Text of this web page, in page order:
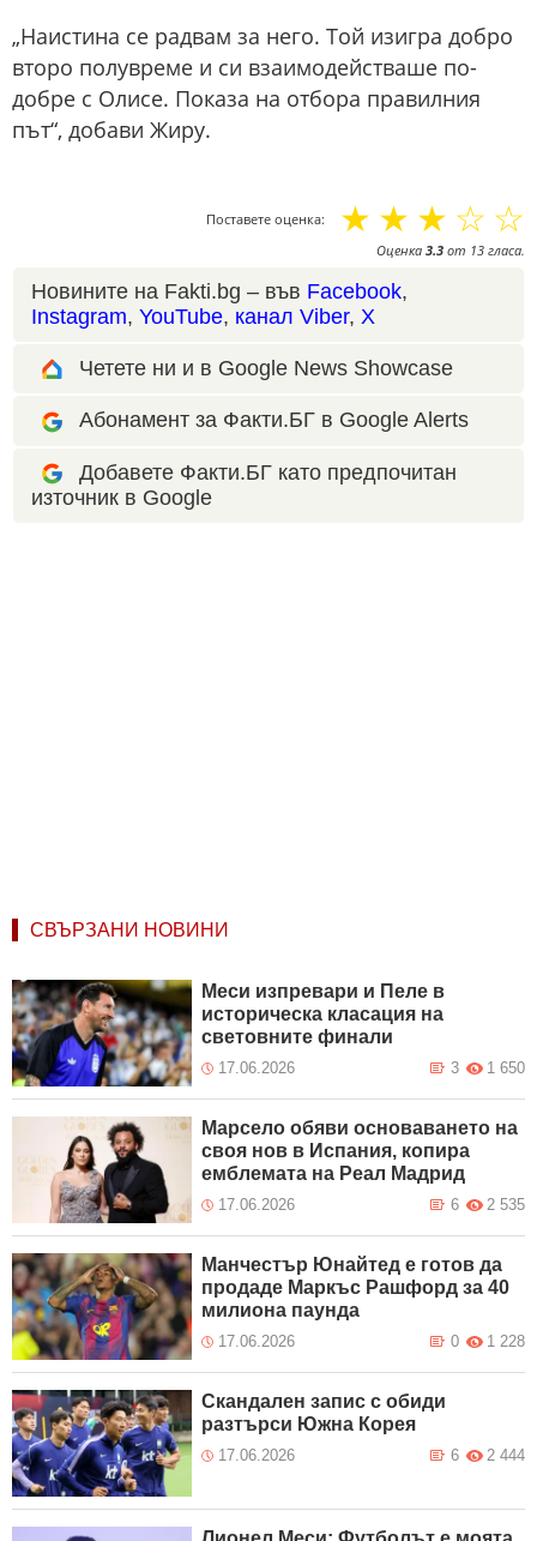
„Наистина се радвам за него. Той изигра добро
второ полувреме и си взаимодействаше по-
добре с Олисе. Показа на отбора правилния
път“, добави Жиру.
Поставете оценка: ☆
☆
☆
☆
☆
Оценка 3.3 от 13 гласа.
Новините на Fakti.bg – във Facebook,
Instagram, YouTube, канал Viber, X
Четете ни и в Google News Showcase
Абонамент за Факти.БГ в Google Alerts
Добавете Факти.БГ като предпочитан
източник в Google
СВЪРЗАНИ НОВИНИ
Меси изпревари и Пеле в
историческа класация на
световните финали
17.06.2026 1 650
3
Марсело обяви основаването на
своя нов в Испания, копира
емблемата на Реал Мадрид
17.06.2026 2 535
6
Манчестър Юнайтед е готов да
продаде Маркъс Рашфорд за 40
милиона паунда
17.06.2026 1 228
0
Скандален запис с обиди
разтърси Южна Корея
17.06.2026 2 444
6